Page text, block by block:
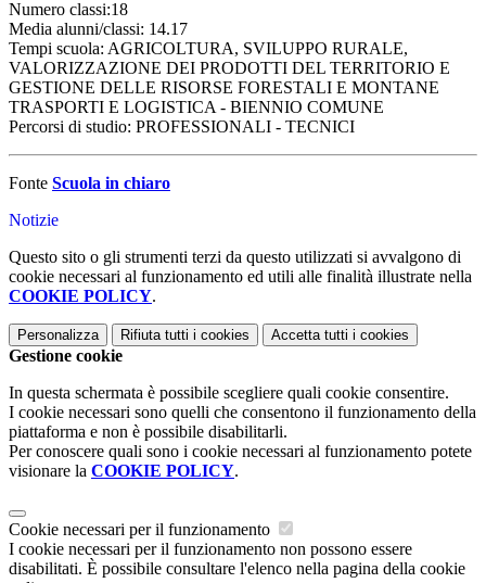
Numero classi:18
Media alunni/classi: 14.17
Tempi scuola: AGRICOLTURA, SVILUPPO RURALE,
VALORIZZAZIONE DEI PRODOTTI DEL TERRITORIO E
GESTIONE DELLE RISORSE FORESTALI E MONTANE
TRASPORTI E LOGISTICA - BIENNIO COMUNE
Percorsi di studio: PROFESSIONALI - TECNICI
Fonte Scuola in chiaro
Notizie
Questo sito o gli strumenti terzi da questo utilizzati si avvalgono di
cookie necessari al funzionamento ed utili alle finalità illustrate nella
COOKIE POLICY.
Personalizza Rifiuta tutti i cookies Accetta tutti i cookies
Gestione cookie
In questa schermata è possibile scegliere quali cookie consentire.
I cookie necessari sono quelli che consentono il funzionamento della
piattaforma e non è possibile disabilitarli.
Per conoscere quali sono i cookie necessari al funzionamento potete
visionare la COOKIE POLICY.
Cookie necessari per il funzionamento
I cookie necessari per il funzionamento non possono essere
disabilitati. È possibile consultare l'elenco nella pagina della cookie